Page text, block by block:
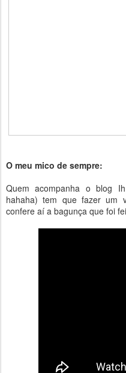
O meu mico de sempre:
Quem acompanha o blog
hahaha) tem que fazer um
confere aí a bagunça que foi